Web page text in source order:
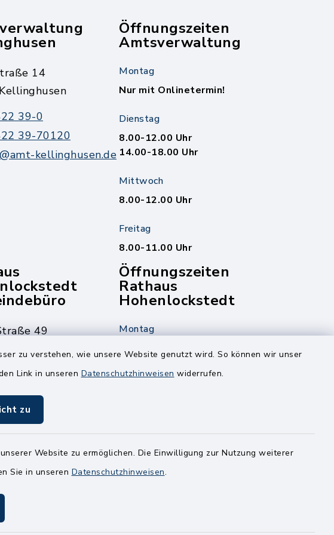
zu verstehen, wie unsere Website genutzt wird. So können wir unser
Link in unseren Datenschutzhinweisen widerrufen.
zu
Website zu ermöglichen. Die Einwilligung zur Nutzung weiterer
Sie in unseren Datenschutzhinweisen.
14
39-0
39-70120
kellinghusen.de
Öffnungszeiten
Amtsverwaltung
Montag
Nur mit Onlinetermin!
Dienstag
8.00-12.00 Uhr
14.00-18.00 Uhr
Mittwoch
8.00-12.00 Uhr
Freitag
8.00-11.00 Uhr
49
30-0
30-15
kellinghusen.de
Öffnungszeiten
Rathaus
Hohenlockstedt
Montag
Nur mit Onlinetermin!
Dienstag
8.00-12.00 Uhr